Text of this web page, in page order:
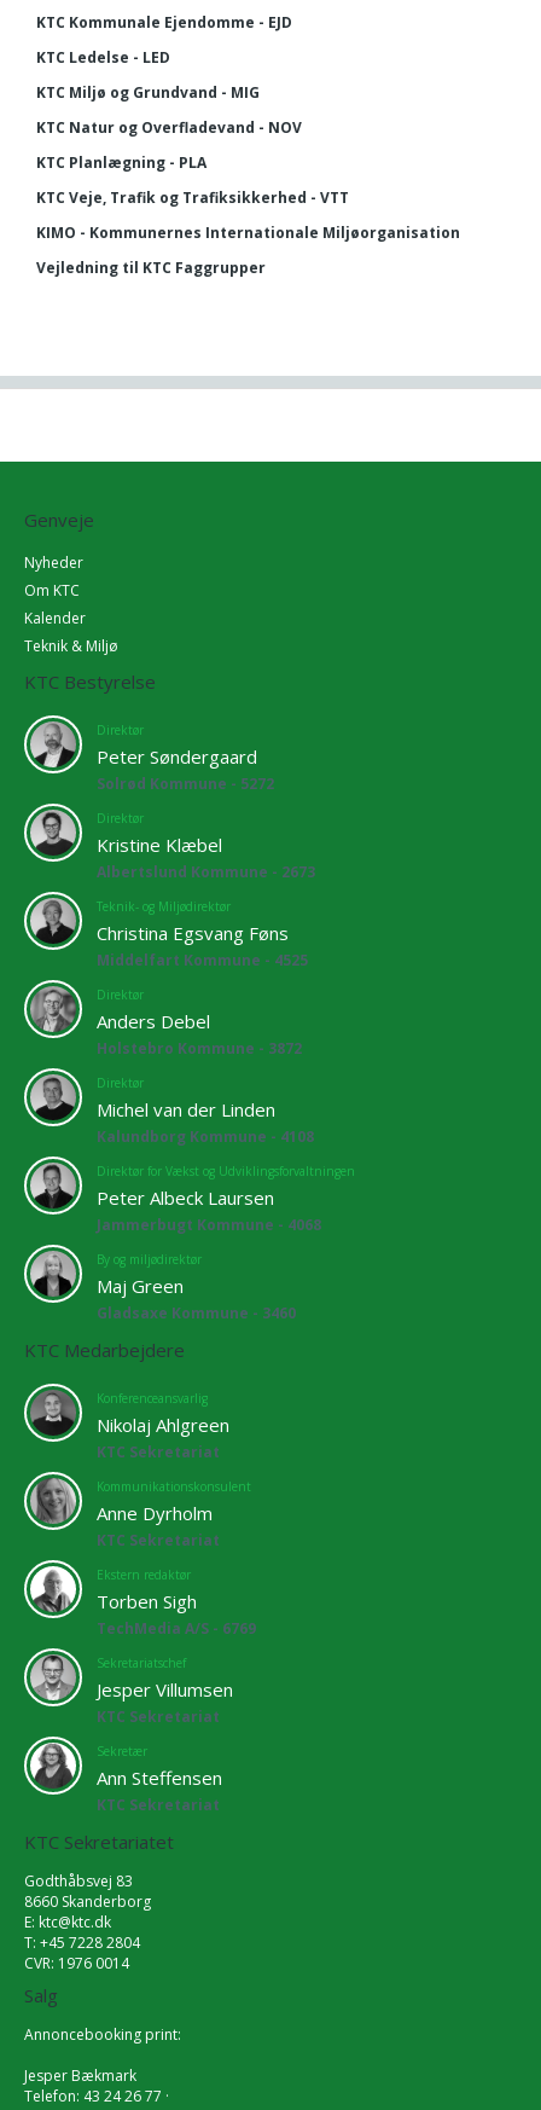
KTC Kommunale Ejendomme - EJD
KTC Ledelse - LED
KTC Miljø og Grundvand - MIG
KTC Natur og Overfladevand - NOV
KTC Planlægning - PLA
KTC Veje, Trafik og Trafiksikkerhed - VTT
KIMO - Kommunernes Internationale Miljøorganisation
Vejledning til KTC Faggrupper
Genveje
Nyheder
Om KTC
Kalender
Teknik & Miljø
KTC Bestyrelse
Direktør
Peter Søndergaard
Solrød Kommune - 5272
Direktør
Kristine Klæbel
Albertslund Kommune - 2673
Teknik- og Miljødirektør
Christina Egsvang Føns
Middelfart Kommune - 4525
Direktør
Anders Debel
Holstebro Kommune - 3872
Direktør
Michel van der Linden
Kalundborg Kommune - 4108
Direktør for Vækst og Udviklingsforvaltningen
Peter Albeck Laursen
Jammerbugt Kommune - 4068
By og miljødirektør
Maj Green
Gladsaxe Kommune - 3460
KTC Medarbejdere
Konferenceansvarlig
Nikolaj Ahlgreen
KTC Sekretariat
Kommunikationskonsulent
Anne Dyrholm
KTC Sekretariat
Ekstern redaktør
Torben Sigh
TechMedia A/S - 6769
Sekretariatschef
Jesper Villumsen
KTC Sekretariat
Sekretær
Ann Steffensen
KTC Sekretariat
KTC Sekretariatet
Godthåbsvej 83
8660 Skanderborg
E: ktc@ktc.dk
T: +45 7228 2804
CVR: 1976 0014
Salg
Annoncebooking print:
Jesper Bækmark
Telefon: 43 24 26 77 ·